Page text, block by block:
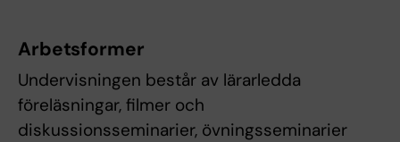
Arbetsformer
Undervisningen består av lärarledda
föreläsningar, filmer och
diskussionsseminarier, övningsseminarier